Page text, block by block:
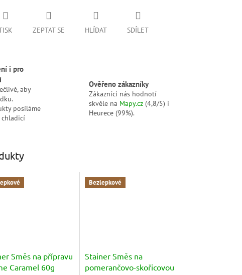
ZEPTAT SE HLÍDAT SDÍLET
i pro
aby
posíláme
Ověřeno zákazníky
Zákazníci nás hodnotí
skvěle na Mapy.cz (4,8/5) i
Heurece (99%).
Směs na přípravu
Caramel 60g
Bezlepkové
Stainer Směs na
pomerančovo-skořicovou